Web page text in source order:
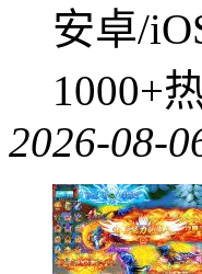
安卓/
1000+
2026-08-